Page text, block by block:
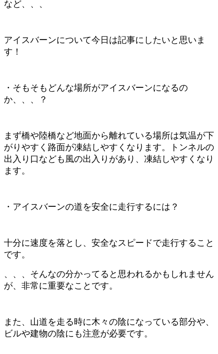
など、、、
アイスバーンについて今日は記事にしたいと思いま
す！
・そもそもどんな場所がアイスバーンになるの
か、、、？
まず橋や陸橋など地面から離れている場所は気温が下
がりやすく路面が凍結しやすくなります。トンネルの
出入り口なども風の出入りがあり、凍結しやすくなり
ます。
・アイスバーンの道を安全に走行するには？
十分に速度を落とし、安全なスピードで走行すること
です。
、、、そんなの分かってると思われるかもしれません
が、非常に重要なことです。
また、山道を走る時に木々の陰になっている部分や、
ビルや建物の陰にも注意が必要です。